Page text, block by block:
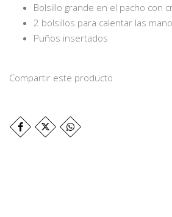
Bolsillo grande en el pacho con
2 bolsillos para calentar las
Puños insertados
Compartir este producto